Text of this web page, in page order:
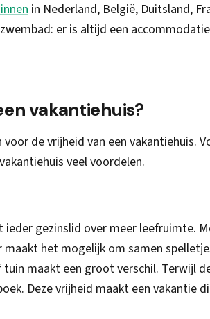
in Nederland, België, Duitsland,
er is altijd een
vakantiehuis?
de vrijheid van een vakantiehuis.
veel voordelen.
ieder gezinslid over meer leefruimte.
het mogelijk om samen
maakt een groot verschil. Terwijl
Deze vrijheid maakt een vakantie